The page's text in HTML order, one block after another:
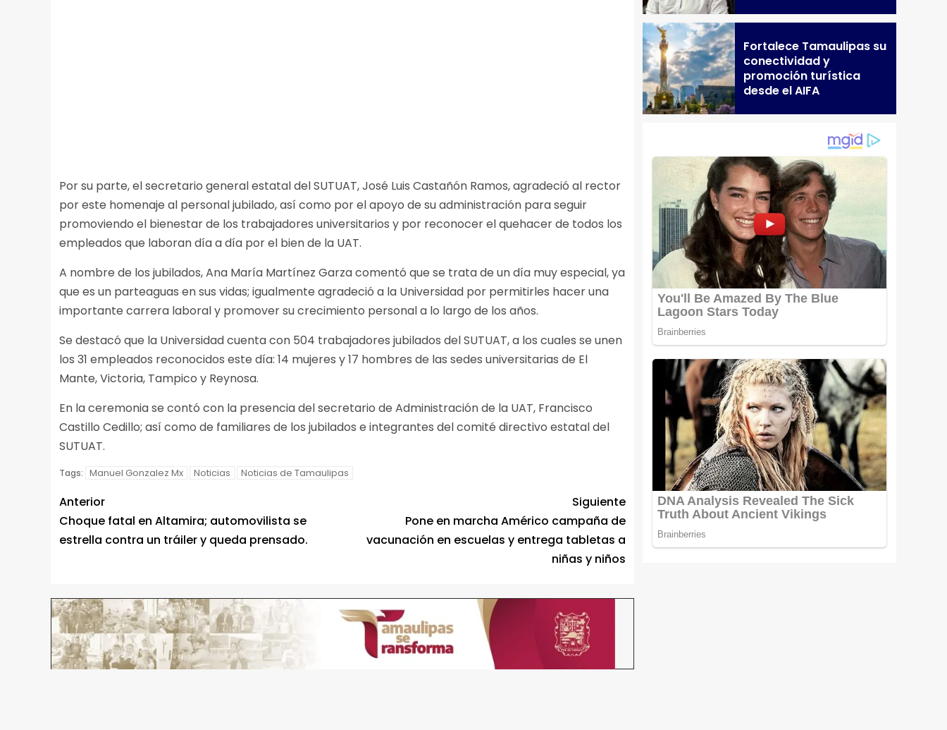
Por su parte, el secretario general estatal del SUTUAT, José Luis Castañón Ramos, agradeció al rector
por este homenaje al personal jubilado, así como por el apoyo de su administración para seguir
promoviendo el bienestar de los trabajadores universitarios y por reconocer el quehacer de todos los
empleados que laboran día a día por el bien de la UAT.
A nombre de los jubilados, Ana María Martínez Garza comentó que se trata de un día muy especial, ya
que es un parteaguas en sus vidas; igualmente agradeció a la Universidad por permitirles hacer una
importante carrera laboral y promover su crecimiento personal a lo largo de los años.
Se destacó que la Universidad cuenta con 504 trabajadores jubilados del SUTUAT, a los cuales se unen
los 31 empleados reconocidos este día: 14 mujeres y 17 hombres de las sedes universitarias de El
Mante, Victoria, Tampico y Reynosa.
En la ceremonia se contó con la presencia del secretario de Administración de la UAT, Francisco
Castillo Cedillo; así como de familiares de los jubilados e integrantes del comité directivo estatal del
SUTUAT.
Tags: Manuel Gonzalez Mx Noticias Noticias de Tamaulipas
Anterior
Choque fatal en Altamira; automovilista se
estrella contra un tráiler y queda prensado.
Siguiente
Pone en marcha Américo campaña de
vacunación en escuelas y entrega tabletas a
niñas y niños
Fortalece Tamaulipas su
conectividad y
promoción turística
desde el AIFA